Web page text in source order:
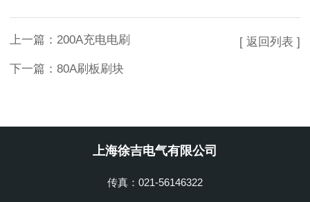
上一篇： 200A充电电刷
下一篇： 80A刷板刷块
[ 返回列表 ]
上海徐吉电气有限公司
传真：021-56146322